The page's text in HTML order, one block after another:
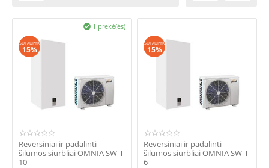
1 prekė(ės)

SUTAUPYK
15%
Reversiniai ir padalinti
šilumos siurbliai OMNIA SW-T
10
SUTAUPYK
15%
Reversiniai ir padalinti
šilumos siurbliai OMNIA SW-T
6